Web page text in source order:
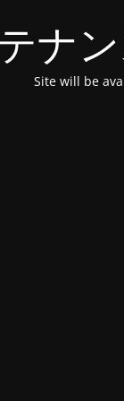
ナ
Site will be